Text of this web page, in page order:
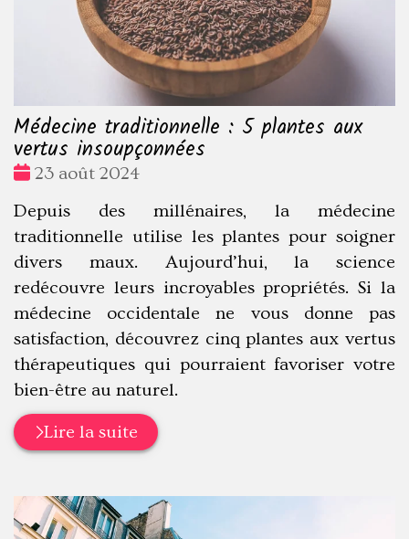
Médecine traditionnelle : 5 plantes aux
vertus insoupçonnées
Date
23 août 2024
Depuis des millénaires, la médecine
traditionnelle utilise les plantes pour soigner
divers maux. Aujourd’hui, la science
redécouvre leurs incroyables propriétés. Si la
médecine occidentale ne vous donne pas
satisfaction, découvrez cinq plantes aux vertus
thérapeutiques qui pourraient favoriser votre
bien-être au naturel.
Lire la suite